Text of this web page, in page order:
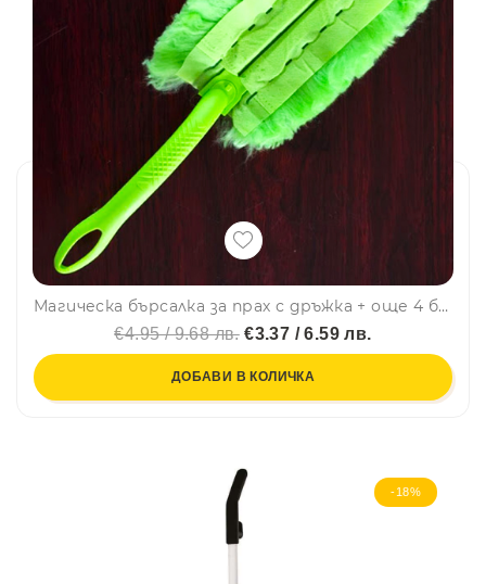
Магическа бърсалка за прах с дръжка + още 4 бърсалки = икономичен пакет!
€4.95 / 9.68 лв.€3.37 / 6.59 лв.
ДОБАВИ В КОЛИЧКА
-18%